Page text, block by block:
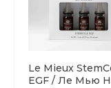
Le Mieux
EGF / Ле Мью